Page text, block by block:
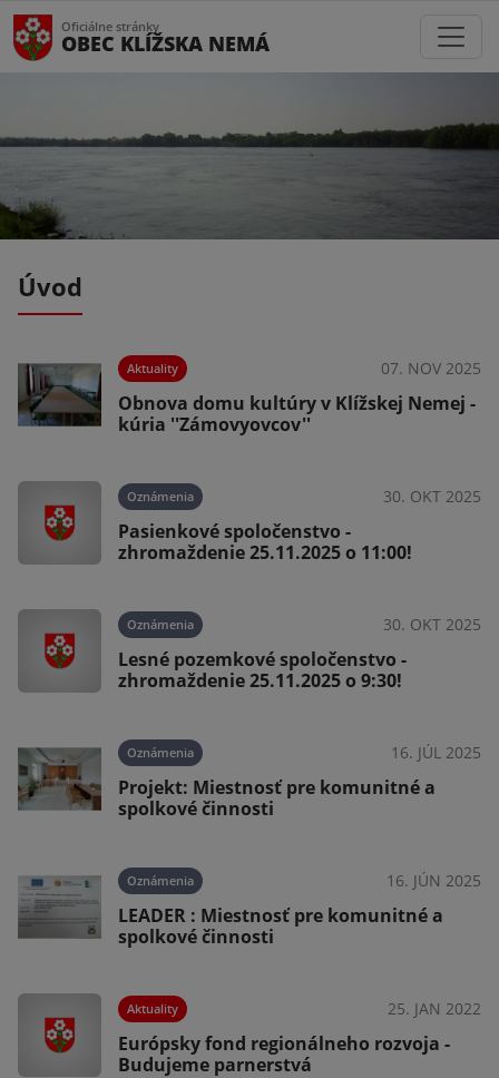
Oficiálne stránky
OBEC KLÍŽSKA NEMÁ
Úvod
Aktuality 07. NOV 2025
Obnova domu kultúry v Klížskej Nemej -
kúria ''Zámovyovcov''
Oznámenia 30. OKT 2025
Pasienkové spoločenstvo -
zhromaždenie 25.11.2025 o 11:00!
Oznámenia 30. OKT 2025
Lesné pozemkové spoločenstvo -
zhromaždenie 25.11.2025 o 9:30!
Oznámenia 16. JÚL 2025
Projekt: Miestnosť pre komunitné a
spolkové činnosti
Oznámenia 16. JÚN 2025
LEADER : Miestnosť pre komunitné a
spolkové činnosti
Aktuality 25. JAN 2022
Európsky fond regionálneho rozvoja -
Budujeme parnerstvá